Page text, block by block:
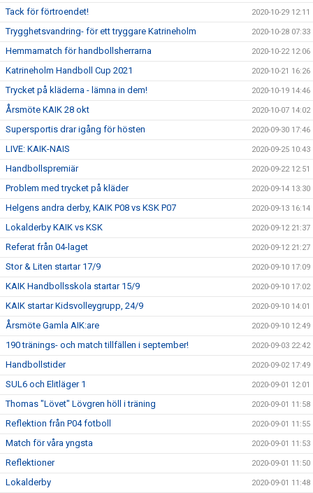
Tack för förtroendet! 2020-10-29 12:11
Trygghetsvandring- för ett tryggare Katrineholm 2020-10-28 07:33
Hemmamatch för handbollsherrarna 2020-10-22 12:06
Katrineholm Handboll Cup 2021 2020-10-21 16:26
Trycket på kläderna - lämna in dem! 2020-10-19 14:46
Årsmöte KAIK 28 okt 2020-10-07 14:02
Supersportis drar igång för hösten 2020-09-30 17:46
LIVE: KAIK-NAIS 2020-09-25 10:43
Handbollspremiär 2020-09-22 12:51
Problem med trycket på kläder 2020-09-14 13:30
Helgens andra derby, KAIK P08 vs KSK P07 2020-09-13 16:14
Lokalderby KAIK vs KSK 2020-09-12 21:37
Referat från 04-laget 2020-09-12 21:27
Stor & Liten startar 17/9 2020-09-10 17:09
KAIK Handbollsskola startar 15/9 2020-09-10 17:02
KAIK startar Kidsvolleygrupp, 24/9 2020-09-10 14:01
Årsmöte Gamla AIK:are 2020-09-10 12:49
190 tränings- och match tillfällen i september! 2020-09-03 22:42
Handbollstider 2020-09-02 17:49
SUL6 och Elitläger 1 2020-09-01 12:01
Thomas "Lövet" Lövgren höll i träning 2020-09-01 11:58
Reflektion från P04 fotboll 2020-09-01 11:55
Match för våra yngsta 2020-09-01 11:53
Reflektioner 2020-09-01 11:50
Lokalderby 2020-09-01 11:48